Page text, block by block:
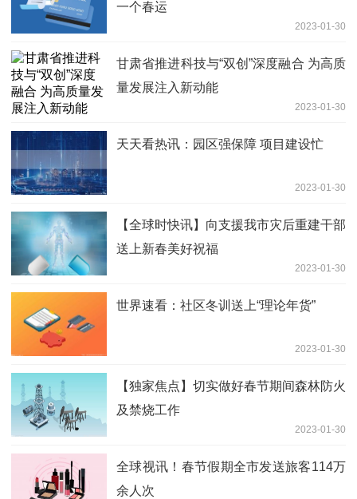
一个春运
2023-01-30
甘肃省推进科技与“双创”深度融合 为高质
量发展注入新动能
2023-01-30
天天看热讯：园区强保障 项目建设忙
2023-01-30
【全球时快讯】向支援我市灾后重建干部
送上新春美好祝福
2023-01-30
世界速看：社区冬训送上“理论年货”
2023-01-30
【独家焦点】切实做好春节期间森林防火
及禁烧工作
2023-01-30
全球视讯！春节假期全市发送旅客114万
余人次